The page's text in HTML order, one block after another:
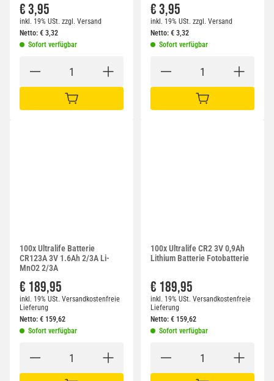
€ 3,95
inkl. 19% USt. zzgl. Versand
Netto: € 3,32
Sofort verfügbar
IN DEN WARENKORB
€ 3,95
inkl. 19% USt. zzgl. Versand
Netto: € 3,32
Sofort verfügbar
IN DEN WARENKORB
100x Ultralife Batterie
CR123A 3V 1.6Ah 2/3A Li-
MnO2 2/3A
€ 189,95
inkl. 19% USt. Versandkostenfreie
Lieferung
Netto: € 159,62
Sofort verfügbar
100x Ultralife CR2 3V 0,9Ah
Lithium Batterie Fotobatterie
€ 189,95
inkl. 19% USt. Versandkostenfreie
Lieferung
Netto: € 159,62
Sofort verfügbar